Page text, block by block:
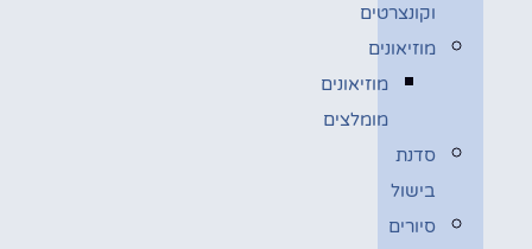
וקונצרטים
מוזיאונים
מוזיאונים
מומלצים
סדנת
בישול
סיורים